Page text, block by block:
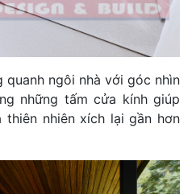
quanh ngôi nhà với góc nhìn
những tấm cửa kính giúp
thiên nhiên xích lại gần hơn